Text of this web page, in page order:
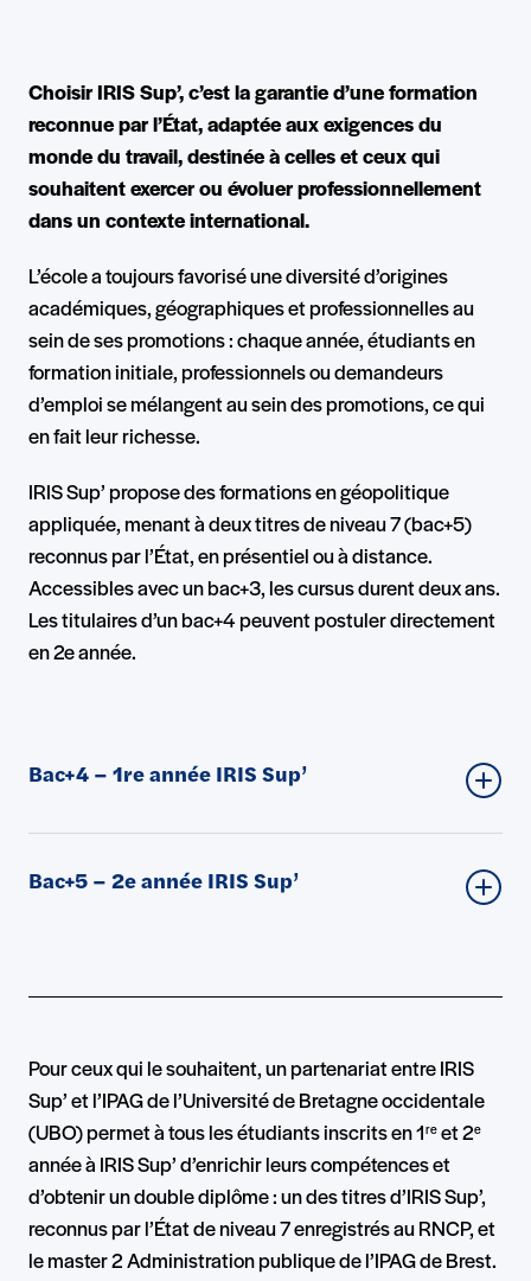
Choisir IRIS Sup’, c’est la garantie d’une formation
reconnue par l’État, adaptée aux exigences du
monde du travail, destinée à celles et ceux qui
souhaitent exercer ou évoluer professionnellement
dans un contexte international.
L’école a toujours favorisé une diversité d’origines
académiques, géographiques et professionnelles au
sein de ses promotions : chaque année, étudiants en
formation initiale, professionnels ou demandeurs
d’emploi se mélangent au sein des promotions, ce qui
en fait leur richesse.
IRIS Sup’ propose des formations en géopolitique
appliquée, menant à deux titres de niveau 7 (bac+5)
reconnus par l’État, en présentiel ou à distance.
Accessibles avec un bac+3, les cursus durent deux ans.
Les titulaires d’un bac+4 peuvent postuler directement
en 2e année.
Bac+4 – 1re année IRIS Sup’
Bac+5 – 2e année IRIS Sup’
Pour ceux qui le souhaitent, un partenariat entre IRIS
Sup’ et l’IPAG de l’Université de Bretagne occidentale
(UBO) permet à tous les étudiants inscrits en 1re et 2e
année à IRIS Sup’ d’enrichir leurs compétences et
d’obtenir un double diplôme : un des titres d’IRIS Sup’,
reconnus par l’État de niveau 7 enregistrés au RNCP, et
le master 2 Administration publique de l’IPAG de Brest.